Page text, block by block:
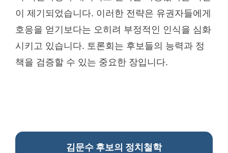
이 제기되었습니다. 이러한 전략은 유권자들에게
호응을 얻기보다는 오히려 부정적인 인식을 심화
시키고 있습니다. 토론회는 후보들의 능력과 정
책을 검증할 수 있는 중요한 장입니다.
김문수 후보의 정치철학